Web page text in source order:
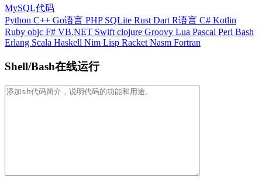
MySQL代码
Python C++ Go语言 PHP SQLite Rust Dart R语言 C# Kotlin
Ruby objc F# VB.NET Swift clojure Groovy Lua Pascal Perl Bash
Erlang Scala Haskell Nim Lisp Racket Nasm Fortran
Shell/Bash在线运行